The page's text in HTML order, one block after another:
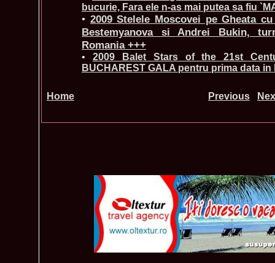
bucurie, Fara ele n-as mai putea sa fiu
• 2009 Stelele Moscovei pe Gheata
Bestemyanova si Andrei Bukin,
Romania +++
• 2009 Balet Stars of the 21st
BUCHAREST GALA pentru prima data in
Home Previous